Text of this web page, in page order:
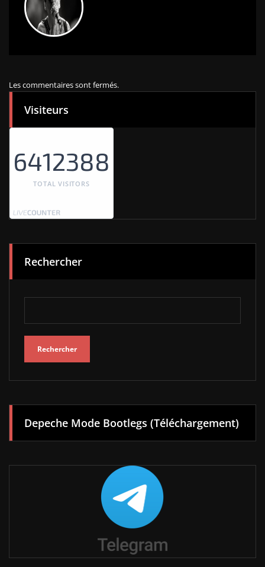
Les commentaires sont fermés.
Visiteurs
6412388
TOTAL VISITORS
Rechercher
Rechercher
Depeche Mode Bootlegs (Téléchargement)